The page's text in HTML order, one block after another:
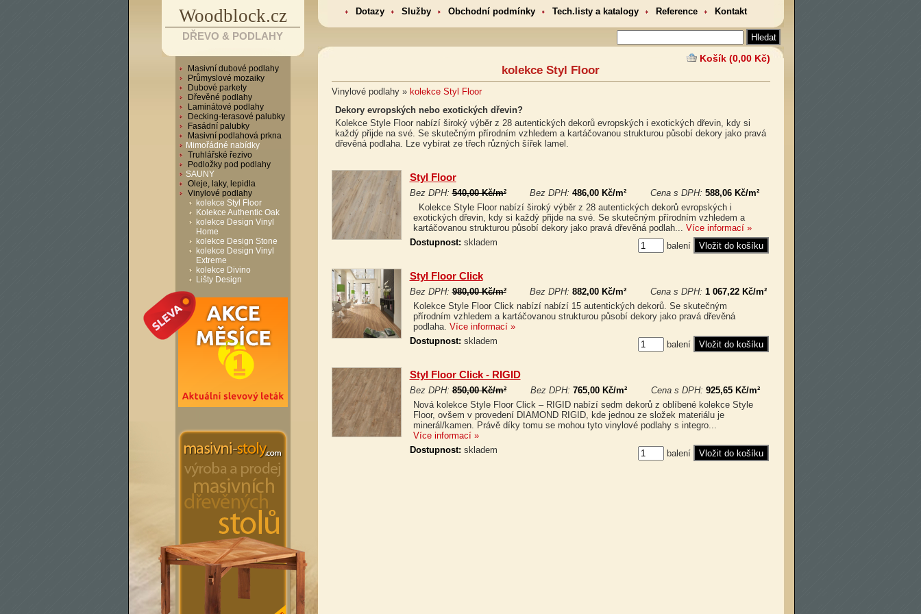
Woodblock.cz
DŘEVO & PODLAHY
Masivní dubové podlahy
Průmyslové mozaiky
Dubové parkety
Dřevěné podlahy
Laminátové podlahy
Decking-terasové palubky
Fasádní palubky
Masivní podlahová prkna
Mimořádné nabídky
Truhlářské řezivo
Podložky pod podlahy
SAUNY
Oleje, laky, lepidla
Vinylové podlahy
kolekce Styl Floor
Kolekce Authentic Oak
kolekce Design Vinyl
Home
kolekce Design Stone
kolekce Design Vinyl
Extreme
kolekce Divino
Lišty Design
Dotazy Služby Obchodní podmínky Tech.listy a katalogy Reference Kontakt
Košík (0,00 Kč)
kolekce Styl Floor
Vinylové podlahy » kolekce Styl Floor
Dekory evropských nebo exotických dřevin?
Kolekce Style Floor nabízí široký výběr z 28 autentických dekorů evropských i exotických dřevin, kdy si
každý přijde na své. Se skutečným přírodním vzhledem a kartáčovanou strukturou působí dekory jako pravá
dřevěná podlaha. Lze vybírat ze třech různých šířek lamel.
Styl Floor
Bez DPH:540,00 Kč/m² Bez DPH: 486,00 Kč/m² Cena s DPH: 588,06 Kč/m²
Kolekce Style Floor nabízí široký výběr z 28 autentických dekorů evropských i
exotických dřevin, kdy si každý přijde na své. Se skutečným přírodním vzhledem a
kartáčovanou strukturou působí dekory jako pravá dřevěná podlah... Více informací »
balení
Dostupnost: skladem
Styl Floor Click
Bez DPH:980,00 Kč/m² Bez DPH: 882,00 Kč/m² Cena s DPH: 1 067,22 Kč/m²
Kolekce Style Floor Click nabízí nabízí 15 autentických dekorů. Se skutečným
přírodním vzhledem a kartáčovanou strukturou působí dekory jako pravá dřevěná
podlaha. Více informací »
balení
Dostupnost: skladem
Styl Floor Click - RIGID
Bez DPH:850,00 Kč/m² Bez DPH: 765,00 Kč/m² Cena s DPH: 925,65 Kč/m²
Nová kolekce Style Floor Click – RIGID nabízí sedm dekorů z oblíbené kolekce Style
Floor, ovšem v provedení DIAMOND RIGID, kde jednou ze složek materiálu je
minerál/kamen. Právě díky tomu se mohou tyto vinylové podlahy s integro...
Více informací »
balení
Dostupnost: skladem